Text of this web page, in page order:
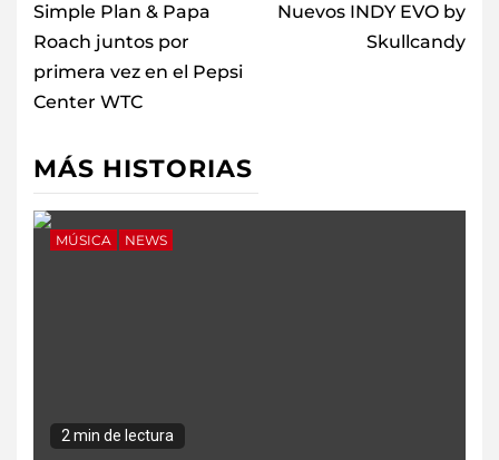
Simple Plan & Papa
Roach juntos por
primera vez en el Pepsi
Center WTC
Nuevos INDY EVO by
Skullcandy
MÁS HISTORIAS
MÚSICA NEWS
2 min de lectura